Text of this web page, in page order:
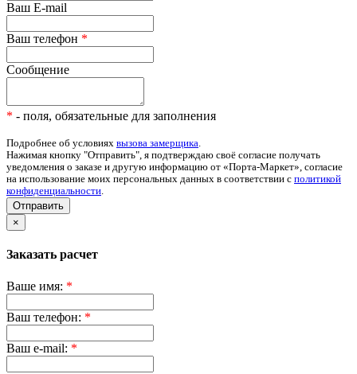
Ваш E-mail
Ваш телефон *
Сообщение
* - поля, обязательные для заполнения
Подробнее об условиях вызова замерщика.
Нажимая кнопку "Отправить", я подтверждаю своё согласие получать
уведомления о заказе и другую информацию от «Порта-Маркет», согласие
на использование моих персональных данных в соответствии с политикой
конфиденциальности.
Отправить
×
Заказать расчет
Ваше имя: *
Ваш телефон: *
Ваш e-mail: *